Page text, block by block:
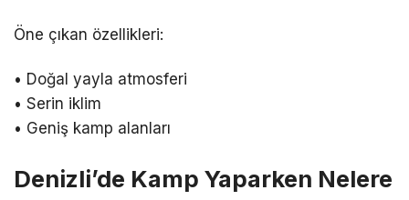
Öne çıkan özellikleri:
• Doğal yayla atmosferi
• Serin iklim
• Geniş kamp alanları
Denizli’de Kamp Yaparken Nelere